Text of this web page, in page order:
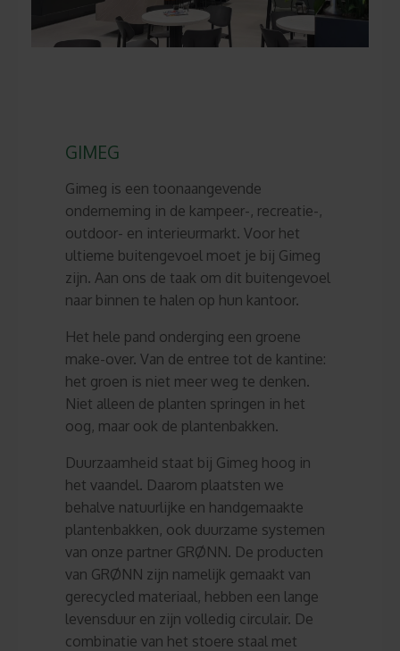
GIMEG
Gimeg is een toonaangevende
onderneming in de kampeer-, recreatie-,
outdoor- en interieurmarkt. Voor het
ultieme buitengevoel moet je bij Gimeg
zijn. Aan ons de taak om dit buitengevoel
naar binnen te halen op hun kantoor.
Het hele pand onderging een groene
make-over. Van de entree tot de kantine:
het groen is niet meer weg te denken.
Niet alleen de planten springen in het
oog, maar ook de plantenbakken.
Duurzaamheid staat bij Gimeg hoog in
het vaandel. Daarom plaatsten we
behalve natuurlijke en handgemaakte
plantenbakken, ook duurzame systemen
van onze partner GRØNN. De producten
van GRØNN zijn namelijk gemaakt van
gerecycled materiaal, hebben een lange
levensduur en zijn volledig circulair. De
combinatie van het stoere staal met